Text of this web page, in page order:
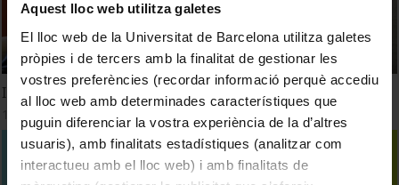
Aquest lloc web utilitza galetes
El lloc web de la Universitat de Barcelona utilitza galetes
pròpies i de tercers amb la finalitat de gestionar les
vostres preferències (recordar informació perquè accediu
al lloc web amb determinades característiques que
puguin diferenciar la vostra experiència de la d’altres
usuaris), amb finalitats estadístiques (analitzar com
interactueu amb el lloc web) i amb finalitats de
INjusticia
16 setembre, 2012